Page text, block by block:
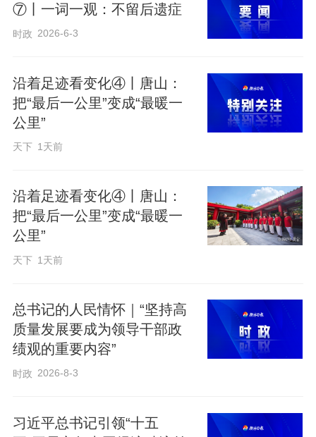
⑦丨一词一观：不留后遗症
时政 2026-6-3
沿着足迹看变化④丨唐山：
把“最后一公里”变成“最暖一
公里”
天下 1天前
沿着足迹看变化④丨唐山：
把“最后一公里”变成“最暖一
公里”
天下 1天前
总书记的人民情怀｜“坚持高
质量发展要成为领导干部政
绩观的重要内容”
时政 2026-8-3
习近平总书记引领“十五